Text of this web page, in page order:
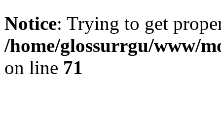
Notice: Trying to get
/home/glossurrgu/www/
on line 71